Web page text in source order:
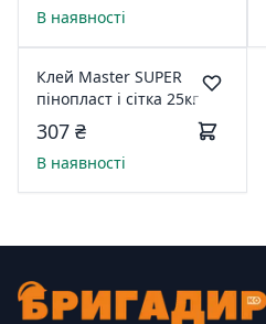
В наявності
Клей Master SUPER
пінопласт і сітка 25кг
307 ₴
В наявності